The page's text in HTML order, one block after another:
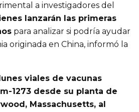
a investigadores del
lanzarán las primeras
para analizar si podría ayudar
originada en China, informó la
viales de vacunas
1273 desde su planta de
Massachusetts, al